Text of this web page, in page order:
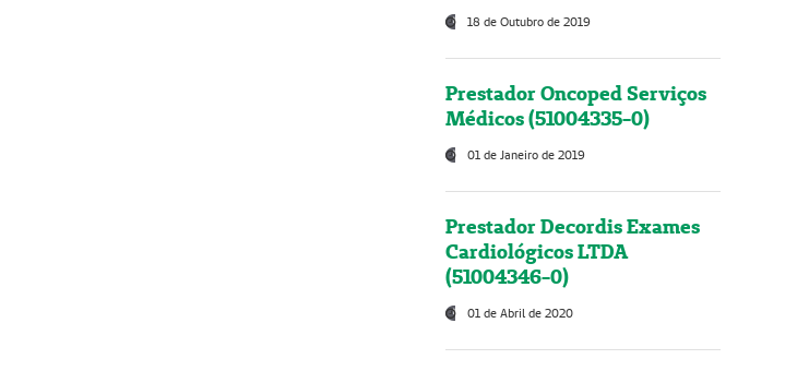
18 de Outubro de 2019
Prestador Oncoped Serviços
Médicos (51004335-0)
01 de Janeiro de 2019
Prestador Decordis Exames
Cardiológicos LTDA
(51004346-0)
01 de Abril de 2020